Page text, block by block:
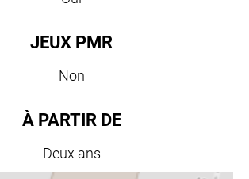
JEUX PMR
Non
À PARTIR DE
Deux ans